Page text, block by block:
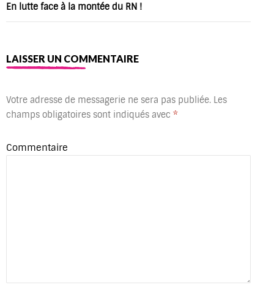
En lutte face à la montée du RN !
LAISSER UN COMMENTAIRE
Votre adresse de messagerie ne sera pas publiée. Les
champs obligatoires sont indiqués avec *
Commentaire